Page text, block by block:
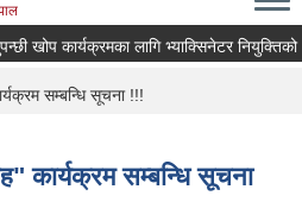
खोप कार्यक्रमका लागि भ्याक्सिनेटर नियुक्तिको
सम्बन्धि सूचना !!!
कार्यक्रम सम्बन्धि सूचना